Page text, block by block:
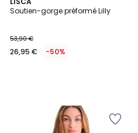
Soutien-gorge préformé Lilly
53,90 €
26,95 € -50%